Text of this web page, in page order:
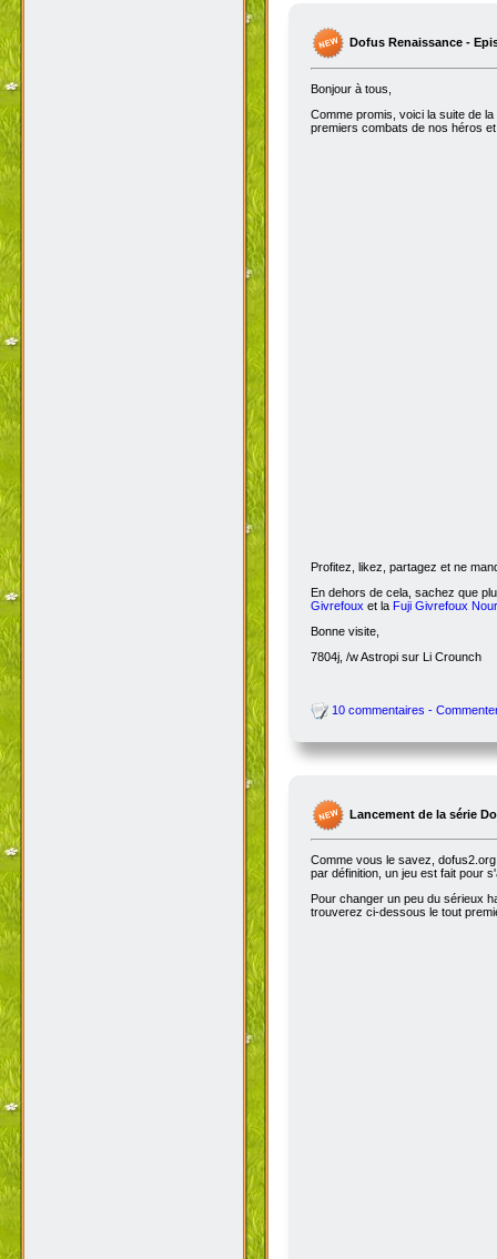
Dofus Renaissance -
Bonjour à tous,
Comme promis, voici la suite de
premiers combats de nos héros
Profitez, likez, partagez et ne
En dehors de cela, sachez que
Givrefoux et la Fuji Givrefoux
Bonne visite,
7804j, /w Astropi sur Li Crounch
10 commentaires -
Lancement de la série
Comme vous le savez,
par définition, un jeu est fait pour
Pour changer un peu du sérieux
trouverez ci-dessous le tout